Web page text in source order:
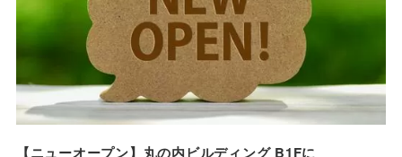
【ニューオープン】丸の内ビルディング B1Fに